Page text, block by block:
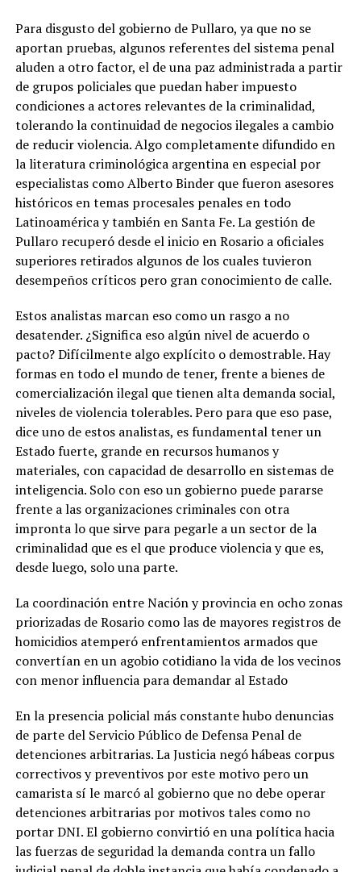
Para disgusto del gobierno de Pullaro, ya que no se
aportan pruebas, algunos referentes del sistema penal
aluden a otro factor, el de una paz administrada a partir
de grupos policiales que puedan haber impuesto
condiciones a actores relevantes de la criminalidad,
tolerando la continuidad de negocios ilegales a cambio
de reducir violencia. Algo completamente difundido en
la literatura criminológica argentina en especial por
especialistas como Alberto Binder que fueron asesores
históricos en temas procesales penales en todo
Latinoamérica y también en Santa Fe. La gestión de
Pullaro recuperó desde el inicio en Rosario a oficiales
superiores retirados algunos de los cuales tuvieron
desempeños críticos pero gran conocimiento de calle.
Estos analistas marcan eso como un rasgo a no
desatender. ¿Significa eso algún nivel de acuerdo o
pacto? Difícilmente algo explícito o demostrable. Hay
formas en todo el mundo de tener, frente a bienes de
comercialización ilegal que tienen alta demanda social,
niveles de violencia tolerables. Pero para que eso pase,
dice uno de estos analistas, es fundamental tener un
Estado fuerte, grande en recursos humanos y
materiales, con capacidad de desarrollo en sistemas de
inteligencia. Solo con eso un gobierno puede pararse
frente a las organizaciones criminales con otra
impronta lo que sirve para pegarle a un sector de la
criminalidad que es el que produce violencia y que es,
desde luego, solo una parte.
La coordinación entre Nación y provincia en ocho zonas
priorizadas de Rosario como las de mayores registros de
homicidios atemperó enfrentamientos armados que
convertían en un agobio cotidiano la vida de los vecinos
con menor influencia para demandar al Estado
En la presencia policial más constante hubo denuncias
de parte del Servicio Público de Defensa Penal de
detenciones arbitrarias. La Justicia negó hábeas corpus
correctivos y preventivos por este motivo pero un
camarista sí le marcó al gobierno que no debe operar
detenciones arbitrarias por motivos tales como no
portar DNI. El gobierno convirtió en una política hacia
las fuerzas de seguridad la demanda contra un fallo